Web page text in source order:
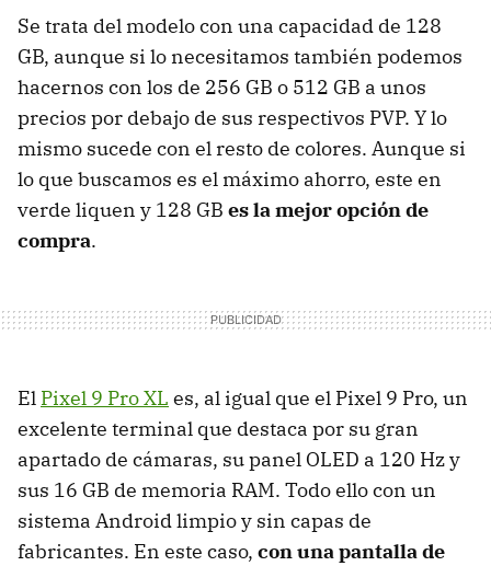
Se trata del modelo con una capacidad de 128
GB, aunque si lo necesitamos también podemos
hacernos con los de 256 GB o 512 GB a unos
precios por debajo de sus respectivos PVP. Y lo
mismo sucede con el resto de colores. Aunque si
lo que buscamos es el máximo ahorro, este en
verde liquen y 128 GB es la mejor opción de
compra.
El Pixel 9 Pro XL es, al igual que el Pixel 9 Pro, un
excelente terminal que destaca por su gran
apartado de cámaras, su panel OLED a 120 Hz y
sus 16 GB de memoria RAM. Todo ello con un
sistema Android limpio y sin capas de
fabricantes. En este caso, con una pantalla de